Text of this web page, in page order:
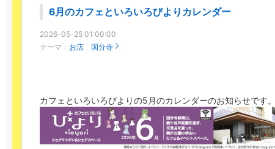
6月のカフェといろいろびよりカレンダー
2026-05-25 01:00:00
テーマ： お店 国分寺
カフェといろいろびよりの5月のカレンダーのお知らせです。